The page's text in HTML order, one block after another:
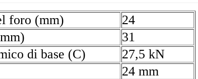
foro (mm)
24
31
di base (C)
27,5 kN
24 mm